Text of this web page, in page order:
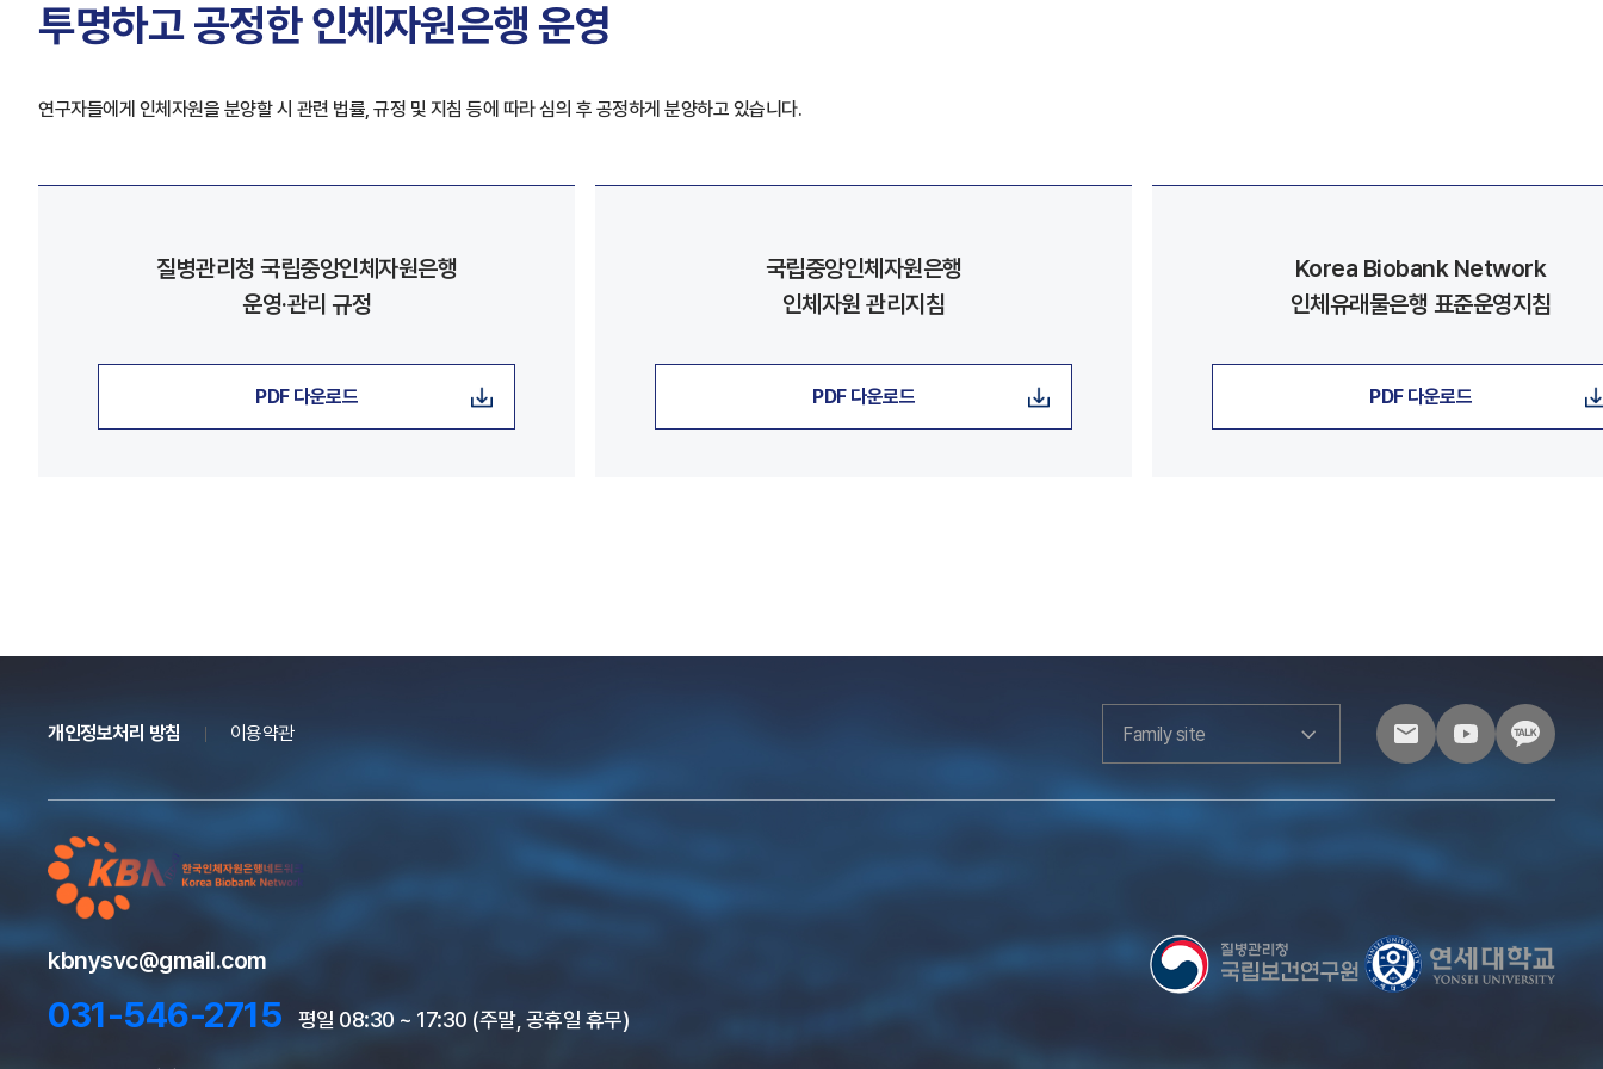
투명하고 공정한 인체자원은행 운영
연구자들에게 인체자원을 분양할 시 관련 법률, 규정 및 지침 등에 따라 심의 후 공정하게 분양하고 있습니다.
질병관리청 국립중앙인체자원은행
운영·관리 규정
PDF 다운로드
국립중앙인체자원은행
인체자원 관리지침
PDF 다운로드
Korea Biobank Network
인체유래물은행 표준운영지침
PDF 다운로드
개인정보처리 방침 이용약관 Family site
kbnysvc@gmail.com
031-546-2715 평일 08:30 ~ 17:30 (주말, 공휴일 휴무)